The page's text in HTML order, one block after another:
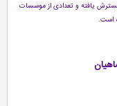
یافته و تعدادی از موسسات